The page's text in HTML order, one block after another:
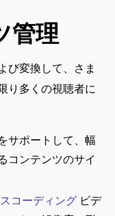
管理
び変換して、さま
り多くの視聴者に
サポートして、幅
コンテンツのサイ
コーディング ビデ